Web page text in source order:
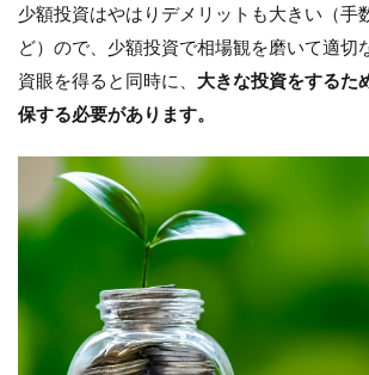
少額投資はやはりデメリットも大きい（手
ど）ので、少額投資で相場観を磨いて適切
資眼を得ると同時に、 大きな投資をするた
保する必要があります。